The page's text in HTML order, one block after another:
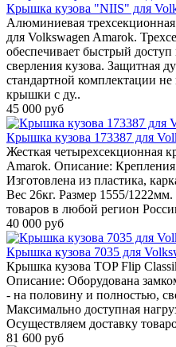
Крышка кузова "NIIS" для
Алюминиевая
для Volkswagen Amarok.
обеспечивает быстрый доступ
сверления кузова. Защитная
стандартной комплектации не
крышки с ду..
45 000 руб
Крышка кузова 173387 для
Жесткая четырехсекционная
Amarok. Описание: Крепления
Изготовлена из пластика,
Вес 26кг. Размер 1555/
товаров в любой регион
40 000 руб
Крышка кузова 7035 для
Крышка кузова TOP Flip
Описание: Оборудована
- на половину и полностью,
Максимально доступная
Осуществляем доставку
81 600 руб